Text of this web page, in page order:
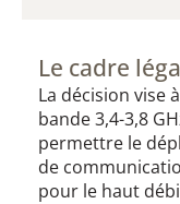
Le cadre
La décision vise
bande 3,4-3,8
permettre le
de
pour le haut